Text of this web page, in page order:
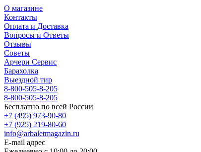
О магазине
Контакты
Оплата и Доставка
Вопросы и Ответы
Отзывы
Советы
Арчери Сервис
Барахолка
Выездной тир
8-800-505-8-205
8-800-505-8-205
Бесплатно по всей России
+7 (495) 973-90-80
+7 (925) 219-80-60
info@arbaletmagazin.ru
E-mail адрес